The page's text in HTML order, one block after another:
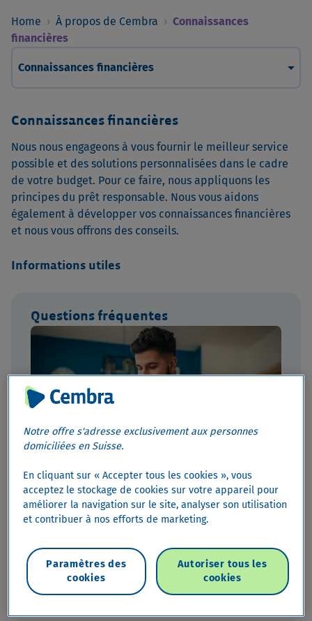
Home › À propos de Cembra › Connaissances
financières
arrow_drop_down
Connaissances financières
Connaissances financières
Nous nous engageons à vous fournir le meilleur service
possible et des solutions personnalisées dans le cadre
de votre budget. Pour ce faire, nous appliquons les
principes du prêt responsable. Nous vous aidons
également à développer vos connaissances financières
et nous vous offrons des conseils.
Informations utiles
Questions fréquentes
Vous avez les questions, nous avons les réponses.
Qu'il s'agisse de crédits ou d'autres solutions de
portefeuille
Notre offre s'adresse exclusivement aux personnes
domiciliées en Suisse.
En cliquant sur « Accepter tous les cookies », vous
acceptez le stockage de cookies sur votre appareil pour
améliorer la navigation sur le site, analyser son utilisation
et contribuer à nos efforts de marketing.
Autoriser tous les
cookies
Paramètres des
cookies